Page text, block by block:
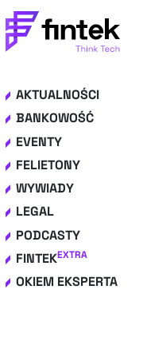
AKTUALNOŚCI
BANKOWOŚĆ
EVENTY
FELIETONY
WYWIADY
LEGAL
PODCASTY
FINTEKEXTRA
OKIEM EKSPERTA